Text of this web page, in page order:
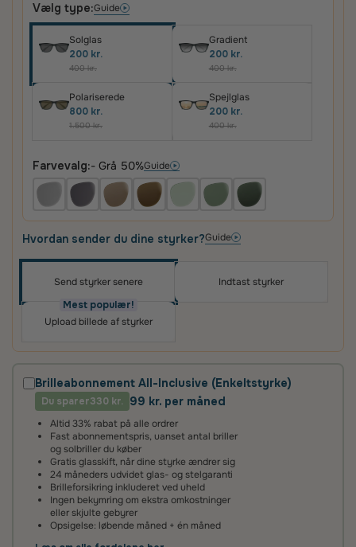
Vælg type:Guide
Solglas
200 kr.
400 kr.
Gradient
200 kr.
400 kr.
Polariserede
800 kr.
1.500 kr.
Spejlglas
200 kr.
400 kr.
Farvevalg:- Grå 50%Guide
Hvordan sender du dine styrker?Guide
Send styrker senere
Mest populær!
Indtast styrker
Upload billede af styrker
Brilleabonnement All-Inclusive (Enkeltstyrke)
Du sparer330 kr. 99 kr. per måned
Altid 33% rabat på alle ordrer
Fast abonnementspris, uanset antal briller
og solbriller du køber
Gratis glasskift, når dine styrke ændrer sig
24 måneders udvidet glas- og stelgaranti
Brilleforsikring inkluderet ved uheld
Ingen bekymring om ekstra omkostninger
eller skjulte gebyrer
Opsigelse: løbende måned + én måned
100 dages tilfredshedsgaranti
Det kan tage lidt tid at vænne sig til nye brilleglas – især hvis
2 års fabriksgaranti
Vi giver 2 års garanti på alle vores brilleglas og stel. Det
betyder, at hvis glassene ikke lever op til vores høje
standarder, reparerer eller udskifter vi dem helt uden
beregning.
Oplev skræddersyede brilleglas i høj kvalitet – til
priser, du vil elske
Det vigtigste for os er, at du er tilfreds med dit køb.
Derfor får du altid100 dages tilfredshedsgarantiog